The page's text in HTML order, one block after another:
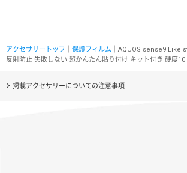
アクセサリートップ 保護フィルム ｜AQUOS sense9 Like
反射防止 失敗しない 超かんたん貼り付け キット付き 硬度
掲載アクセサリーについての注意事項